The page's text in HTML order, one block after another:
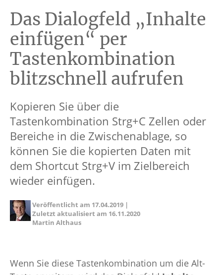
Das Dialogfeld „Inhalte
einfügen“ per
Tastenkombination
blitzschnell aufrufen
Kopieren Sie über die
Tastenkombination Strg+C Zellen oder
Bereiche in die Zwischenablage, so
können Sie die kopierten Daten mit
dem Shortcut Strg+V im Zielbereich
wieder einfügen.
Veröffentlicht am 17.04.2019 |
Zuletzt aktualisiert am 16.11.2020
Martin Althaus
Wenn Sie diese Tastenkombination um die Alt-